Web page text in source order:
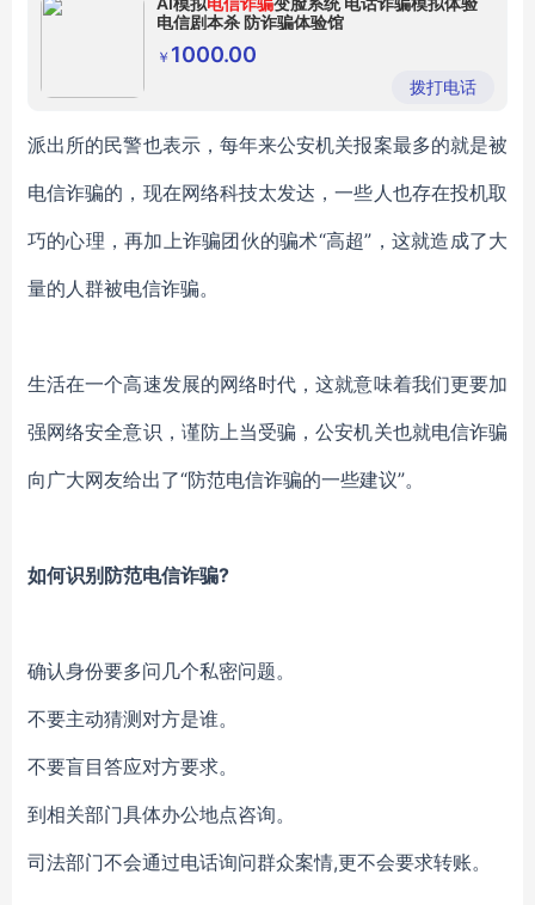
电信剧本杀 防诈骗体验馆
￥ 1000.00
拨打电话
派出所的民警也表示，每年来公安机关报案最多的就是被
电信诈骗的，现在网络科技太发达，一些人也存在投机取
巧的心理，再加上诈骗团伙的骗术“高超”，这就造成了大
量的人群被电信诈骗。
生活在一个高速发展的网络时代，这就意味着我们更要加
强网络安全意识，谨防上当受骗，公安机关也就电信诈骗
向广大网友给出了“防范电信诈骗的一些建议”。
如何识别防范电信诈骗?
确认身份要多问几个私密问题。
不要主动猜测对方是谁。
不要盲目答应对方要求。
到相关部门具体办公地点咨询。
司法部门不会通过电话询问群众案情,更不会要求转账。